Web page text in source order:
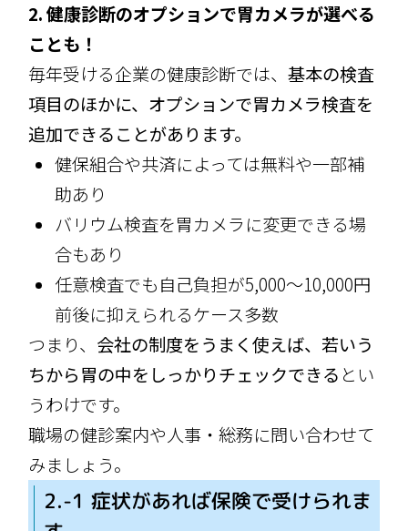
2. 健康診断のオプションで胃カメラが選べる
ことも！
毎年受ける企業の健康診断では、基本の検査
項目のほかに、オプションで胃カメラ検査を
追加できることがあります。
健保組合や共済によっては無料や一部補
助あり
バリウム検査を胃カメラに変更できる場
合もあり
任意検査でも自己負担が5,000〜10,000円
前後に抑えられるケース多数
つまり、 会社の制度をうまく使えば、若いう
ちから胃の中をしっかりチェックできる とい
うわけです。
職場の健診案内や人事・総務に問い合わせて
みましょう。
2.-1 症状があれば保険で受けられま